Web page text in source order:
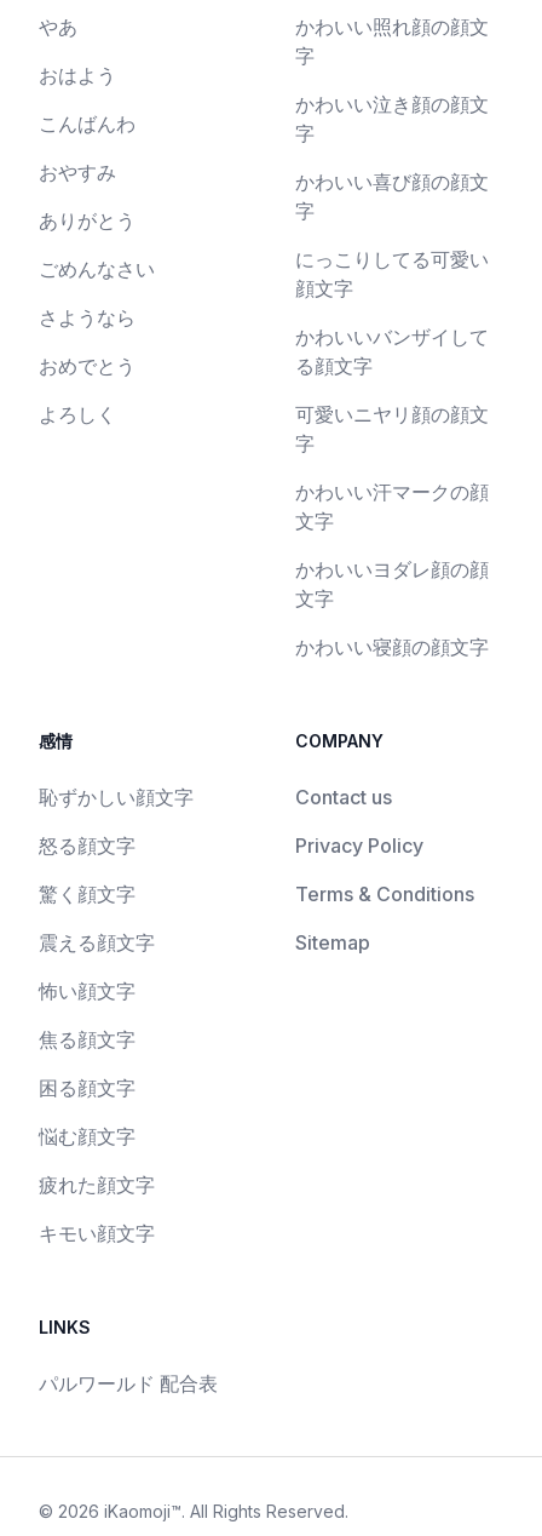
やあ
おはよう
こんばんわ
おやすみ
ありがとう
ごめんなさい
さようなら
おめでとう
よろしく
かわいい照れ顔の顔文
字
かわいい泣き顔の顔文
字
かわいい喜び顔の顔文
字
にっこりしてる可愛い
顔文字
かわいいバンザイして
る顔文字
可愛いニヤリ顔の顔文
字
かわいい汗マークの顔
文字
かわいいヨダレ顔の顔
文字
かわいい寝顔の顔文字
感情
恥ずかしい顔文字
怒る顔文字
驚く顔文字
震える顔文字
怖い顔文字
焦る顔文字
困る顔文字
悩む顔文字
疲れた顔文字
キモい顔文字
COMPANY
Contact us
Privacy Policy
Terms & Conditions
Sitemap
LINKS
パルワールド 配合表
© 2026 iKaomoji™. All Rights Reserved.